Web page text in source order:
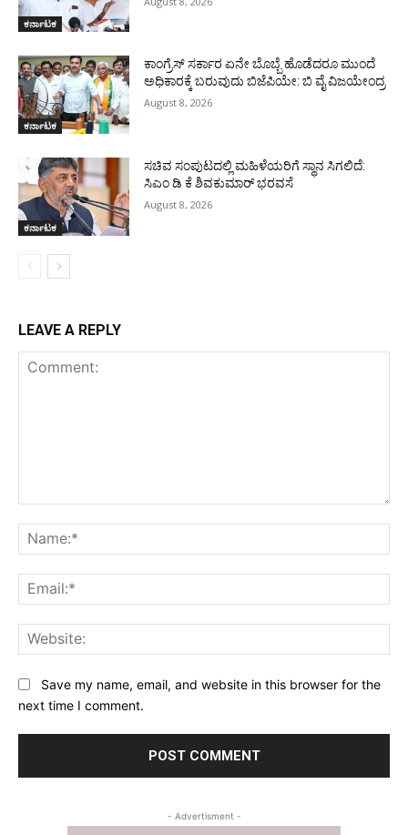
ಕರ್ನಾಟಕ
ಕರ್ನಾಟಕ
ಕಾಂಗ್ರೆಸ್ ಸರ್ಕಾರ ಏನೇ ಬೊಬ್ಬೆ ಹೊಡೆದರೂ ಮುಂದೆ
ಅಧಿಕಾರಕ್ಕೆ ಬರುವುದು ಬಿಜೆಪಿಯೇ: ಬಿ ವೈ ವಿಜಯೇಂದ್ರ
August 8, 2026
ಕರ್ನಾಟಕ
ಸಚಿವ ಸಂಪುಟದಲ್ಲಿ ಮಹಿಳೆಯರಿಗೆ ಸ್ಥಾನ ಸಿಗಲಿದೆ:
ಸಿಎಂ ಡಿ ಕೆ ಶಿವಕುಮಾರ್ ಭರವಸೆ
August 8, 2026
LEAVE A REPLY
Save my name, email, and website in this browser for the
next time I comment.
- Advertisment -